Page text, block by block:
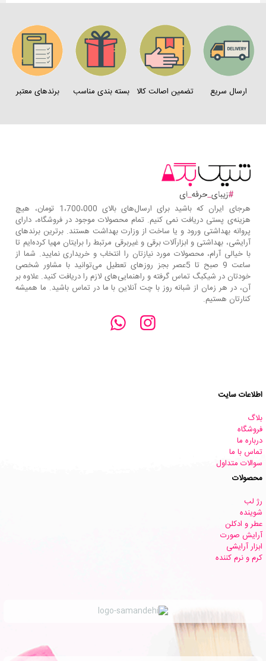
ارسال سریع تضمین اصالت کالا بسته بندی مناسب برندهای معتبر
هرجای ایران که باشید برای ارسال‌های بالای 1،700،000 تومان، هیچ
هزینه‌ی پستی دریافت نمی کنیم. تمام محصولات موجود در فروشگاه، دارای
پروانه بهداشتی ورود و یا ساخت از وزارت بهداشت هستند. برترین‌ برندهای
آرایشی، بهداشتی و ابزارآلات برقی و غیربرقی مرتبط را برایتان مهیا کرده‌ایم تا
با خیالی آرام، محصولات مورد نیازتان را انتخاب و خریداری نمایید. شما از
ساعت 9 صبح تا 5عصر بجز روزهای تعطیل می‌توانید با مشاور شخصی
خودتان در شیکبگ تماس گرفته و راهنمایی‌های لازم را دریافت کنید. علاوه بر
آن، در هر زمان از شبانه روز با چت آنلاین با ما در تماس باشید. ما همیشه
کنارتان هستیم.
اطلاعات سایت
بلاگ
فروشگاه
درباره ما
تماس با ما
سوالات متداول
محصولات
رژ لب
شوینده
عطر و ادکلن
آرایش صورت
ابزار آرایشی
کرم و نرم کننده